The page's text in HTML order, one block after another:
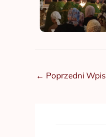
← Poprzedni Wpis